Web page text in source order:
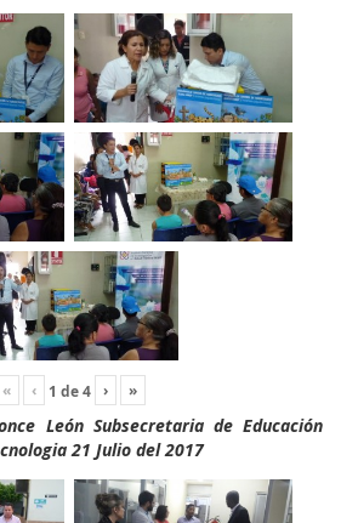
« ‹ 1 de4 › »
León Subsecretaria de Educación
21 Julio del 2017